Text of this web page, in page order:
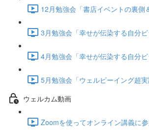
12月勉強会「書店イベントの裏
3月勉強会「幸せが伝染する自分
4月勉強会「幸せが伝染する自分
5月勉強会「ウェルビーイング超
ウェルカム動画
Zoomを使ってオンライン講義に